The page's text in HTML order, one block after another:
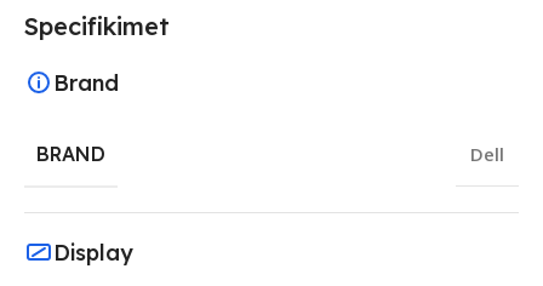
Specifikimet
Brand
BRAND Dell
Display